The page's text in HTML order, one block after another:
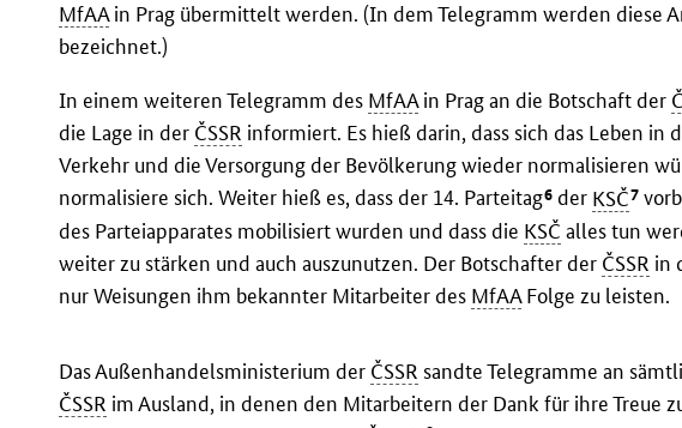
MfAAin Prag übermittelt werden. (In dem Telegramm werden diese
bezeichnet.)
In einem weiteren Telegramm des MfAAin Prag an die Botschaft der
die Lage in der ČSSR informiert. Es hieß darin, dass sich das Leben in
Verkehr und die Versorgung der Bevölkerung wieder normalisieren
normalisiere sich. Weiter hieß es, dass der 14. Parteitag6 der KSČ7
des Parteiapparates mobilisiert wurden und dass die KSČ alles tun
weiter zu stärken und auch auszunutzen. Der Botschafter der ČSSR in
nur Weisungen ihm bekannter Mitarbeiter des MfAAFolge zu leisten.
Das Außenhandelsministerium der ČSSR sandte Telegramme an
ČSSR im Ausland, in denen den Mitarbeitern der Dank für ihre Treue